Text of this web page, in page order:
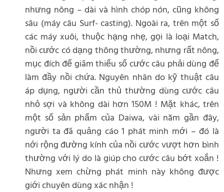
nhưng nông – dài và hình chóp nón, cũng không
sâu (máy câu Surf- casting). Ngoài ra, trên một số
các máy xuôi, thuộc hạng nhẹ, gọi là loại Match,
nồi cước có dạng thông thường, nhưng rất nông,
mục đích để giãm thiểu số cước câu phải dùng để
làm đầy nồi chứa. Nguyên nhân do kỹ thuật câu
áp dụng, người cần thủ thường dùng cước câu
nhỏ sợi và không dài hơn 150M ! Mặt khác, trên
một số sản phẩm của Daiwa, vài năm gần đây,
người ta đã quảng cáo 1 phát minh mới – đó là
nới rộng đường kính của nồi cước vượt hơn bình
thường với lý do là giúp cho cước câu bớt xoắn !
Nhưng xem chừng phát minh này không được
giới chuyên dùng xác nhận !